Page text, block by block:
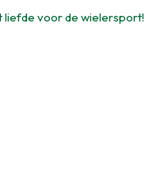
liefde voor de wielersport!